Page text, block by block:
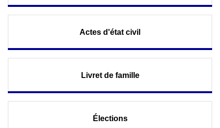
Actes d'état civil
Livret de famille
Élections